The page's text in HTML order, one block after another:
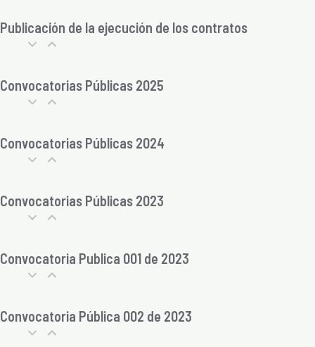
Publicación de la ejecución de los contratos
Convocatorias Públicas 2025
Convocatorias Públicas 2024
Convocatorias Públicas 2023
Convocatoria Publica 001 de 2023
Convocatoria Pública 002 de 2023